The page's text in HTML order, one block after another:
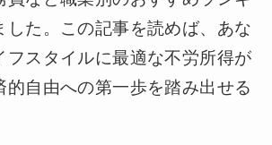
した。この記事を読めば、あな
フスタイルに最適な不労所得が
的自由への第一歩を踏み出せる